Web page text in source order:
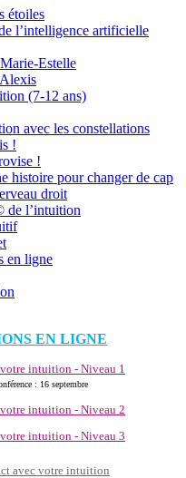
étoiles
l’intelligence artificielle
Estelle
(7-12 ans)
avec les constellations
!
!
histoire pour changer de cap
droit
de l’intuition
en ligne
EN LIGNE
intuition - Niveau 1
: 16 septembre
intuition - Niveau 2
intuition - Niveau 3
avec votre intuition